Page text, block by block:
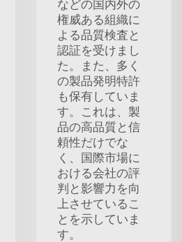
などの国内外の
権威ある組織に
よる品質検査と
認証を受けまし
た。また、多く
の製品発明特許
も保有していま
す。これは、製
品の高品質と信
頼性だけでな
く、国際市場に
おける会社の評
判と影響力を向
上させているこ
とを示していま
す。